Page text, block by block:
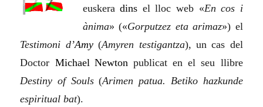
euskeradins el lloc web «En cos i
ànima» («Gorputzez eta arimaz») el
Testimoni d’Amy(Amyren testigantza), un cas del
Doctor Michael Newtonpublicat en el seu llibre
Destiny of Souls (Arimen patua. Betiko hazkunde
espiritual bat).